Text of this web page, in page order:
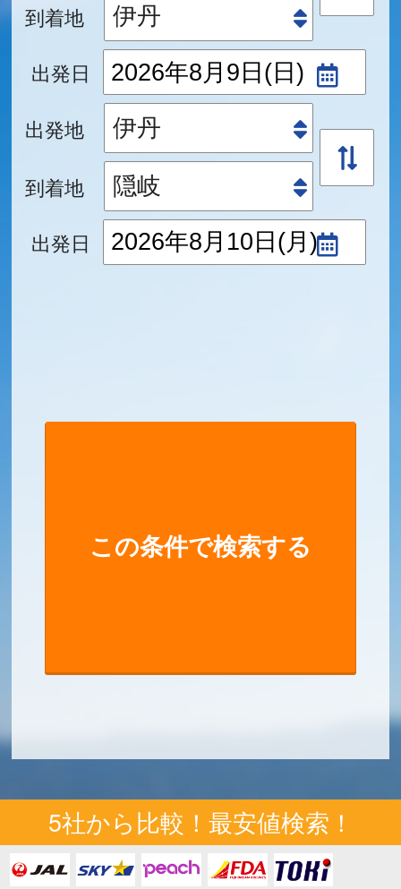
到着地
出発日
出発地
到着地
出発日
5社から比較！最安値検索！